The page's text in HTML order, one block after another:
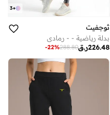
+
3
ثوجفيت
بدلة رياضية - - رمادي
ر.ق226.48
288.80
-22%